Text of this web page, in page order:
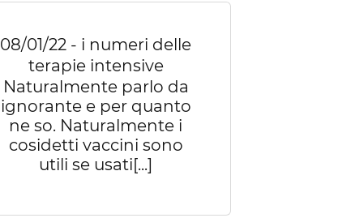
08/01/22 - i numeri delle
terapie intensive
Naturalmente parlo da
ignorante e per quanto
ne so. Naturalmente i
cosidetti vaccini sono
utili se usati[...]